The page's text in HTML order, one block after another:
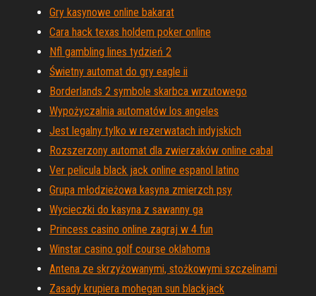
Gry kasynowe online bakarat
Cara hack texas holdem poker online
Nfl gambling lines tydzień 2
Świetny automat do gry eagle ii
Borderlands 2 symbole skarbca wrzutowego
Wypożyczalnia automatów los angeles
Jest legalny tylko w rezerwatach indyjskich
Rozszerzony automat dla zwierzaków online cabal
Ver pelicula black jack online espanol latino
Grupa młodzieżowa kasyna zmierzch psy
Wycieczki do kasyna z sawanny ga
Princess casino online zagraj w 4 fun
Winstar casino golf course oklahoma
Antena ze skrzyżowanymi, stożkowymi szczelinami
Zasady krupiera mohegan sun blackjack